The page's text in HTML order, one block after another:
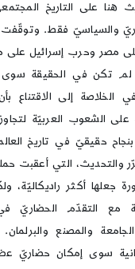
هنا على التاريخ
والسياسيّ فقط. وتوقّفت
مصر وحرب إسرائيل على
(وهي لم تكن في الحقيقة
الخلاصة إلى الاقتناع
على الشعوب العربيّة
بنجاح حقيقيّ في تاريخ
والتحديث، التي أعقبت
جعلها أكثر
مع التقدّم الحضاريّ
والمصنع
سوى إمكان حضاريّ